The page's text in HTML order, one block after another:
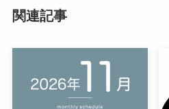
関連記事